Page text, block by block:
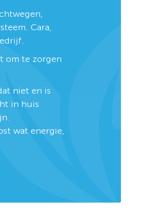
Cara,
om te zorgen
niet en is
in huis
wat energie,